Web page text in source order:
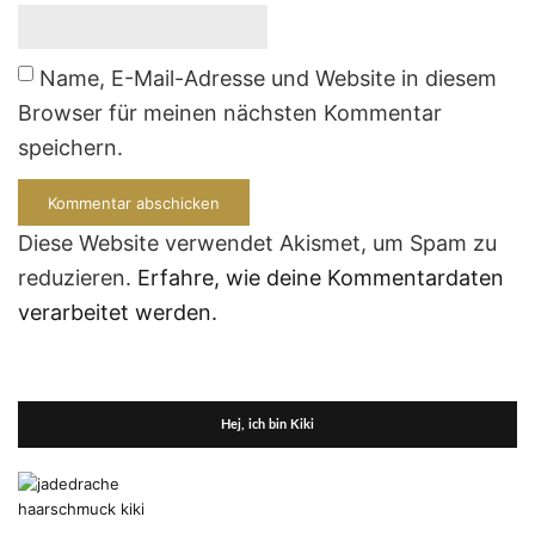
Name, E-Mail-Adresse und Website in diesem
Browser für meinen nächsten Kommentar
speichern.
Diese Website verwendet Akismet, um Spam zu
reduzieren. Erfahre, wie deine Kommentardaten
verarbeitet werden.
Hej, ich bin Kiki